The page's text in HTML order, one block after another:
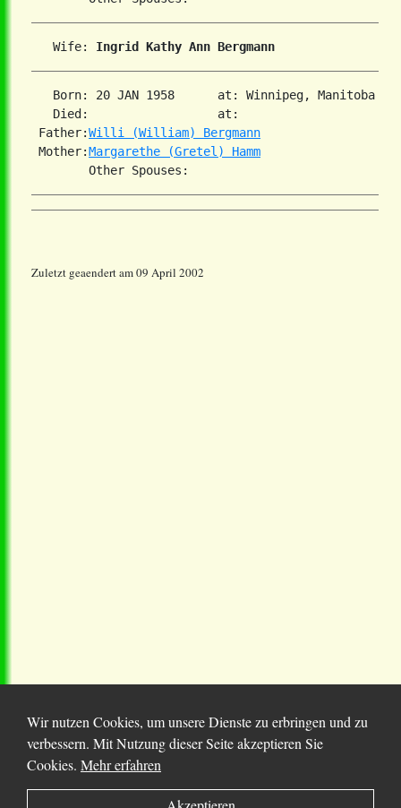
   Wife:
Ingrid Kathy Ann Bergmann
   Born: 20 JAN 1958      at: Winnipeg, Manitoba
   Died:                  at:
Father:Willi (William) Bergmann
Mother:Margarethe (Gretel) Hamm
Zuletzt geaendert am 09 April 2002
© 2025 Chortitza.org | Supported byD. F. Plett
Wir nutzen Cookies, um unsere Dienste zu erbringen und zu
verbessern. Mit Nutzung dieser Seite akzeptieren Sie
Cookies. Mehr erfahren